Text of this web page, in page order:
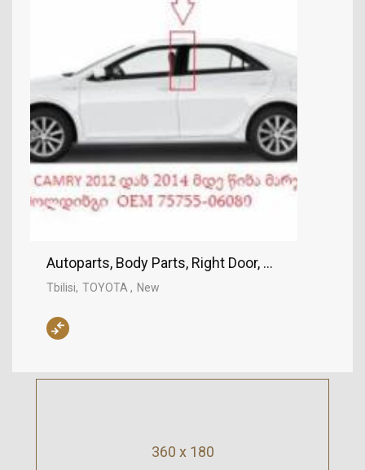
Autoparts, Body Parts, Right Door, TOYOTA
Tbilisi TOYOTA New
360 x 180